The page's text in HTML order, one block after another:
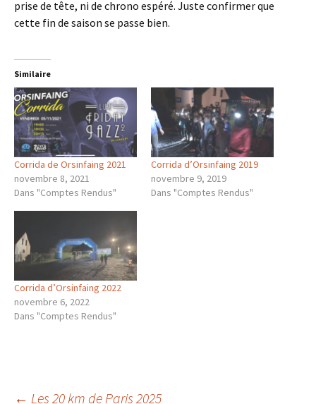
prise de tête, ni de chrono espéré. Juste confirmer que
cette fin de saison se passe bien.
Similaire
Corrida de Orsinfaing 2021
novembre 8, 2021
Dans "Comptes Rendus"
Corrida d’Orsinfaing 2019
novembre 9, 2019
Dans "Comptes Rendus"
Corrida d’Orsinfaing 2022
novembre 6, 2022
Dans "Comptes Rendus"
← Les 20 km de Paris 2025